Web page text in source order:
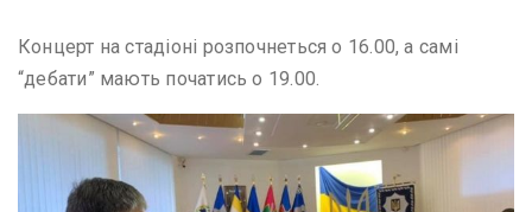
Концерт на стадіоні розпочнеться о 16.00, а самі
“дебати” мають початись о 19.00.